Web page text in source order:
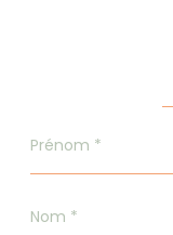
*
*